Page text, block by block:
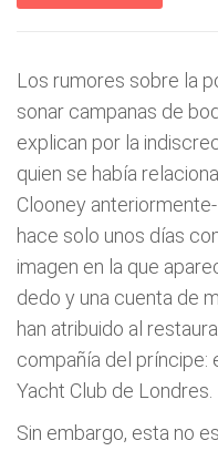
Los rumores sobre la
sonar campanas de
explican por la
quien se había
Clooney
hace solo unos días
imagen en la que
dedo y una cuenta de
han atribuido al
compañía del príncipe:
Yacht Club de Londres.
Sin embargo, esta no